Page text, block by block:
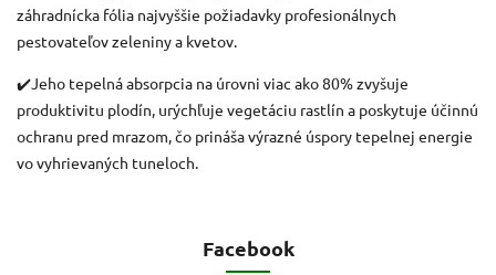
záhradnícka fólia najvyššie požiadavky profesionálnych
pestovateľov zeleniny a kvetov.
✔️Jeho tepelná absorpcia na úrovni viac ako 80% zvyšuje
produktivitu plodín, urýchľuje vegetáciu rastlín a poskytuje účinnú
ochranu pred mrazom, čo prináša výrazné úspory tepelnej energie
vo vyhrievaných tuneloch.
Facebook